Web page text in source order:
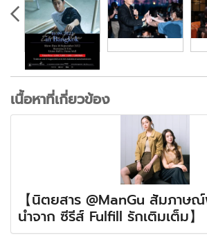
เนื้อหาที่เกี่ยวข้อง
【นิตยสาร @ManGu สัมภา
นำจาก ซีรีส์ Fulfill รักเติมเต็ม】